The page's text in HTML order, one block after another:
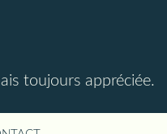
toujours appréciée.